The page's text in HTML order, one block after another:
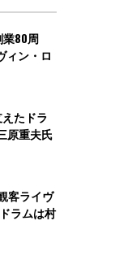
業80周
ィン・ロ
たドラ
原重夫氏
客ライヴ
ラムは村